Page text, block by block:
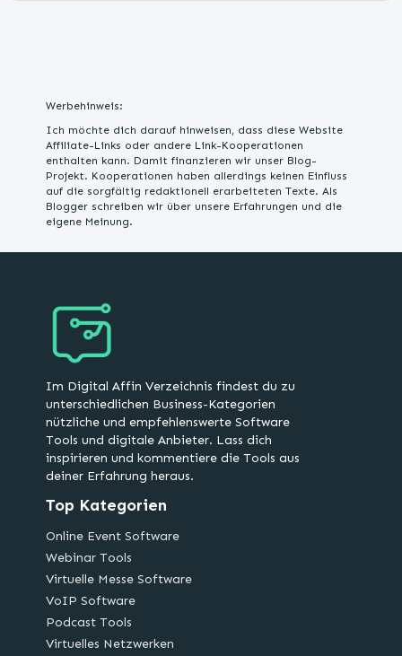
Werbehinweis:
Ich möchte dich darauf hinweisen, dass diese Website
Affiliate-Links oder andere Link-Kooperationen
enthalten kann. Damit finanzieren wir unser Blog-
Projekt. Kooperationen haben allerdings keinen Einfluss
auf die sorgfältig redaktionell erarbeiteten Texte. Als
Blogger schreiben wir über unsere Erfahrungen und die
eigene Meinung.
Im Digital Affin Verzeichnis findest du zu
unterschiedlichen Business-Kategorien
nützliche und empfehlenswerte Software
Tools und digitale Anbieter. Lass dich
inspirieren und kommentiere die Tools aus
deiner Erfahrung heraus.
Top Kategorien
Online Event Software
Webinar Tools
Virtuelle Messe Software
VoIP Software
Podcast Tools
Virtuelles Netzwerken